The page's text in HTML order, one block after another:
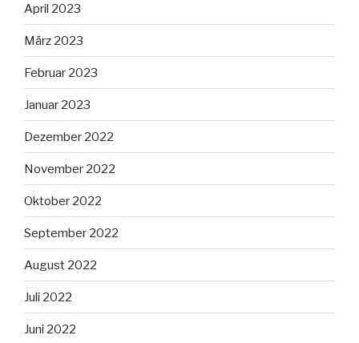
April 2023
März 2023
Februar 2023
Januar 2023
Dezember 2022
November 2022
Oktober 2022
September 2022
August 2022
Juli 2022
Juni 2022